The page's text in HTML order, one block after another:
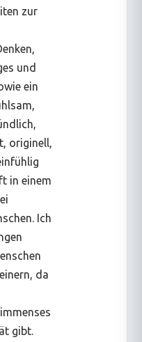
zur
und
ein
originell,
in einem
Ich
da
gibt.